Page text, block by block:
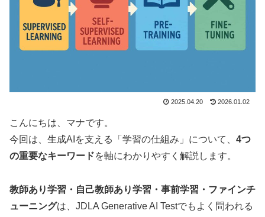
2025.04.20 2026.01.02
こんにちは、マナです。
今回は、生成AIを支える「学習の仕組み」について、 4つ
の重要なキーワードを軸にわかりやすく解説します。
教師あり学習・自己教師あり学習・事前学習・ファインチ
ューニングは、JDLA Generative AI Testでもよく問われる